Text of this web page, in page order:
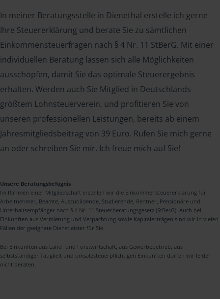
In meiner Beratungsstelle in Dienethal erstelle ich gerne
Ihre Steuererklärung und berate Sie zu sämtlichen
Einkommensteuerfragen nach § 4 Nr. 11 StBerG. Mit einer
individuellen Beratung lassen sich alle Möglichkeiten
ausschöpfen, damit Sie das optimale Steuerergebnis
erhalten. Werden auch Sie Mitglied in Deutschlands
größtem Lohnsteuerverein, und profitieren Sie von
unseren professionellen Leistungen, bereits ab einem
Jahresmitgliedsbeitrag von 39 Euro. Rufen Sie mich gerne
an oder schreiben Sie mir. Ich freue mich auf Sie!
Unsere Beratungsbefugnis
Im Rahmen einer Mitgliedschaft erstellen wir die Einkommensteuererklärung für
Arbeitnehmer, Beamte, Auszubildende, Studierende, Rentner, Pensionäre und
Unterhaltsempfänger nach § 4 Nr. 11 Steuerberatungsgesetz (StBerG). Auch bei
Einkünften aus Vermietung und Verpachtung sowie Kapitalerträgen sind wir in vielen
Fällen der geeignete Dienstleister für Sie.
Bei Einkünften aus Land- und Forstwirtschaft, aus Gewerbebetrieb, aus
selbstständiger Tätigkeit und umsatzsteuerpflichtigen Einkünften dürfen wir leider
nicht beraten.